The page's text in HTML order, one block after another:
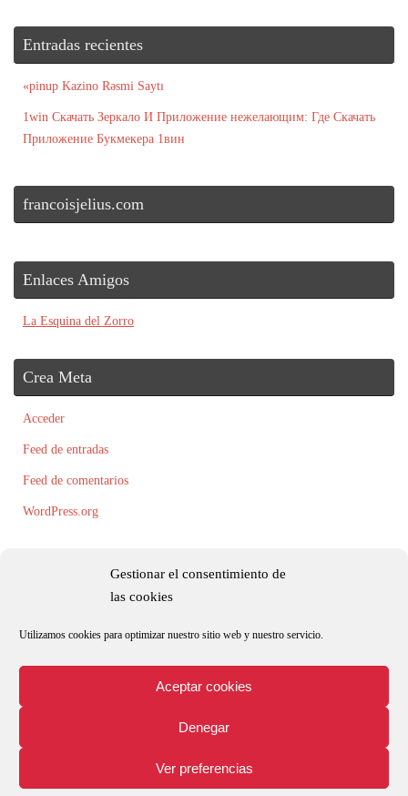
Gestionar el consentimiento de
las cookies
Utilizamos cookies para optimizar nuestro sitio web y nuestro servicio.
Aceptar cookies
Denegar
Ver preferencias
Entradas recientes
«pinup Kazino Rəsmi Saytı
1win Скачать Зеркало И Приложение нежелающим: Где Скачать
Приложение Букмекера 1вин
francoisjelius.com
Enlaces Amigos
La Esquina del Zorro
Crea Meta
Acceder
Feed de entradas
Feed de comentarios
WordPress.org
Funciona conTempera&WordPress.